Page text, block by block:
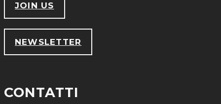
JOIN US
NEWSLETTER
CONTATTI